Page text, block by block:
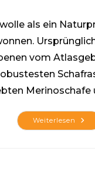
als ein
vom
Merinoschafe
Weiterlesen Die